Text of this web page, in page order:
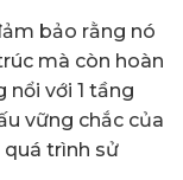
bảo rằng nó
mà còn hoàn
nổi với 1 tầng
vững chắc của
trình sử